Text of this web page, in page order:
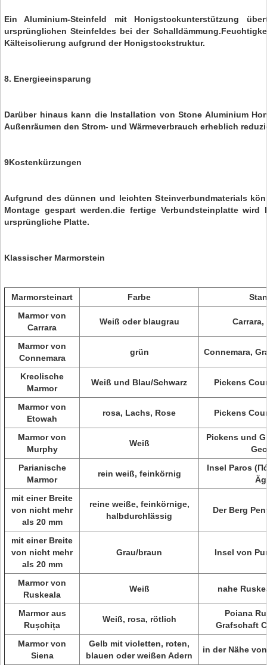
Ein Aluminium-Steinfeld mit Honigstockunterstützung
ursprünglichen Steinfeldes bei der
Kälteisolierung aufgrund der Honigstockstruktur.
8. Energieeinsparung
Darüber hinaus kann die Installation von Stone Aluminium
Außenräumen den Strom- und Wärmeverbrauch erheblich
9Kostenkürzungen
Aufgrund des dünnen und leichten Steinverbundmaterials
Montage gespart werden.die fertige Verbundsteinplatte
ursprüngliche Platte.
Klassischer Marmorstein
Marmorsteinart Farbe
Marmor von
Carrara
Weiß oder blaugrau Carrara,
Marmor von
Connemara
grün Connemara,
Kreolische
Marmor
Weiß und Blau/Schwarz Pickens
Marmor von
Etowah
rosa, Lachs, Rose Pickens
Marmor von
Murphy
Weiß
Pickens und
Parianische
Marmor
rein weiß, feinkörnig
Insel Paros
mit einer Breite
von nicht mehr
als 20 mm
reine weiße, feinkörnige,
halbdurchlässig
Der Berg
mit einer Breite
von nicht mehr
als 20 mm
Grau/braun Insel von
Marmor von
Ruskeala
Weiß nahe
Marmor aus
Rușchița
Weiß, rosa, rötlich
Poiana
Grafschaft
Marmor von
Siena
Gelb mit violetten, roten,
blauen oder weißen Adern
in der Nähe